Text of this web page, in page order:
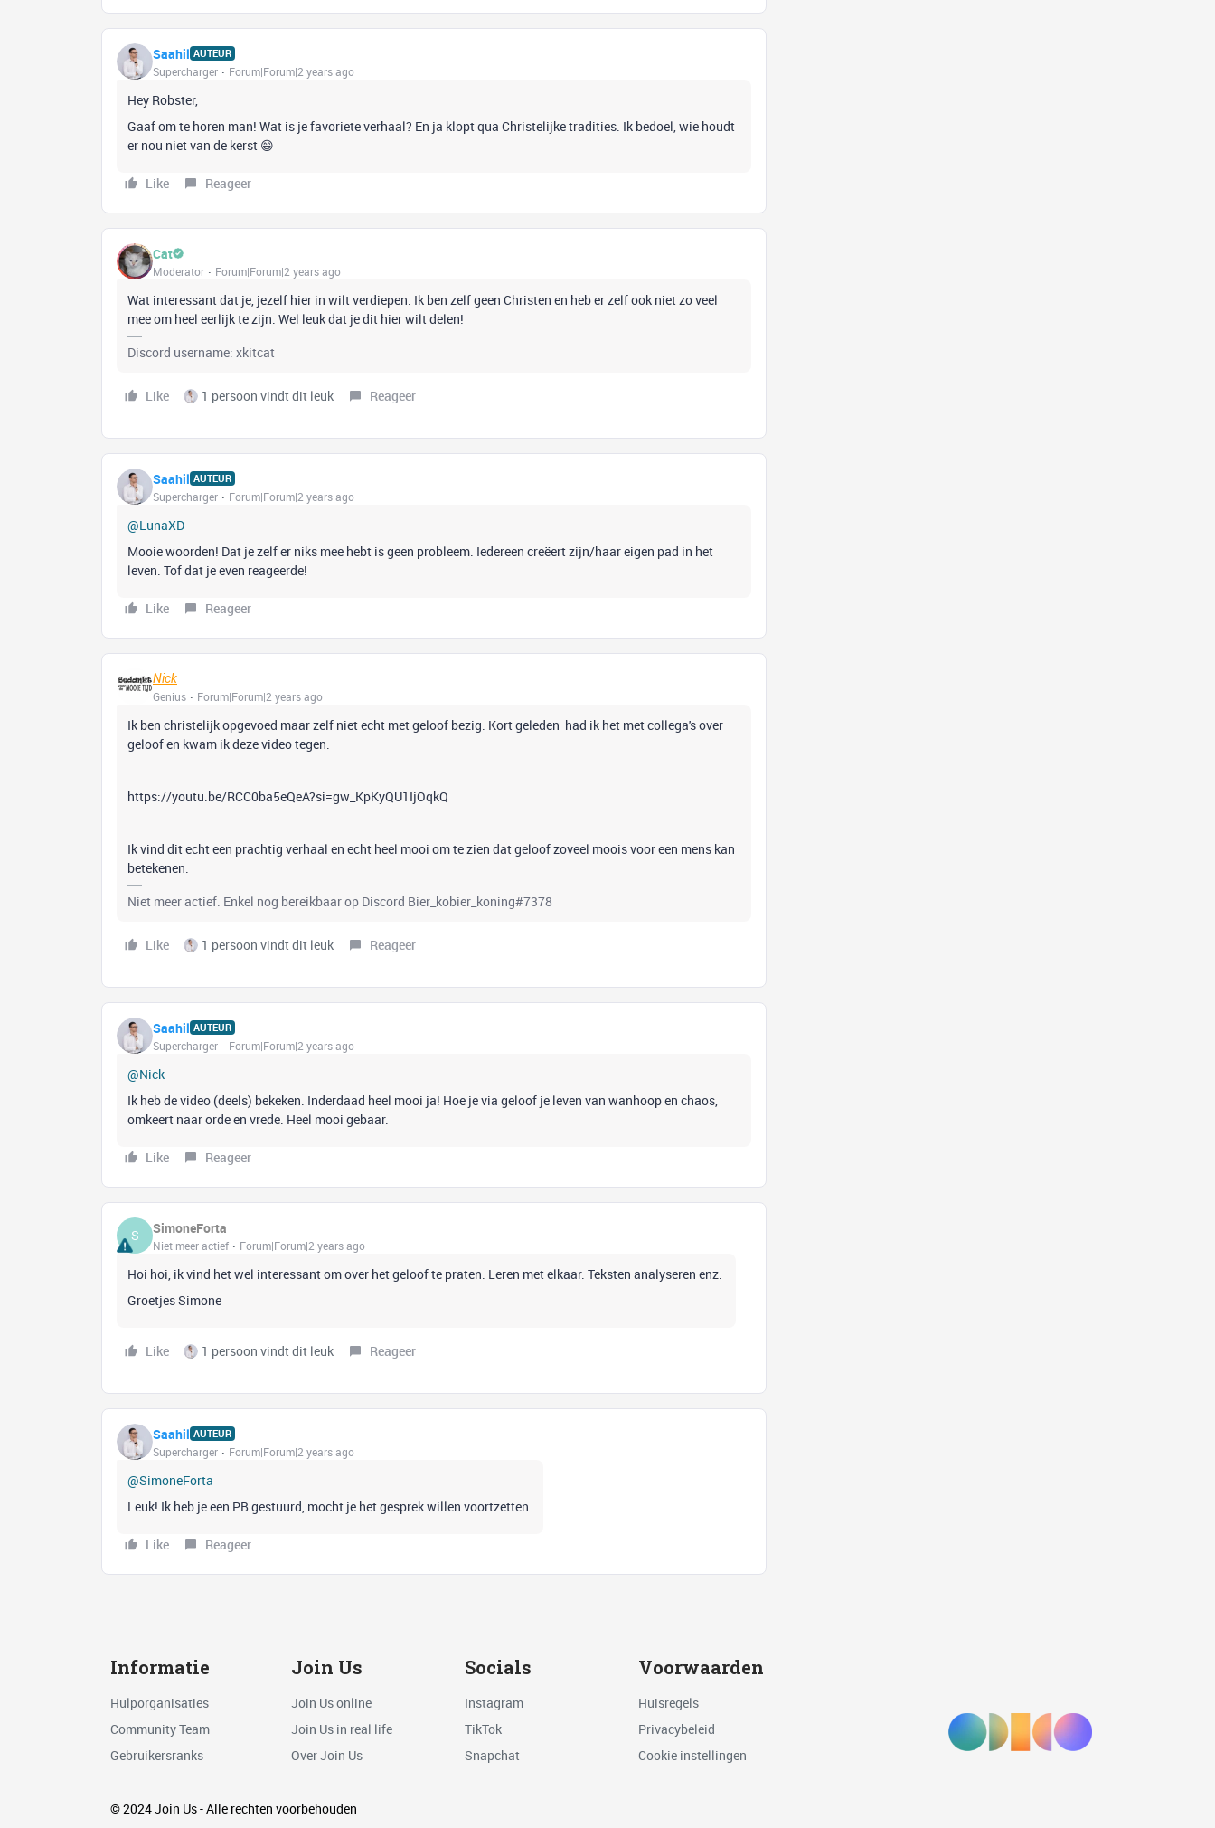
Saahil AUTEUR
Supercharger Forum|Forum|2 years ago
Hey Robster,
Gaaf om te horen man! Wat is je favoriete verhaal? En ja klopt qua Christelijke tradities. Ik bedoel, wie houdt
er nou niet van de kerst 😄
Like Reageer
Cat
Moderator Forum|Forum|2 years ago
Wat interessant dat je, jezelf hier in wilt verdiepen. Ik ben zelf geen Christen en heb er zelf ook niet zo veel
mee om heel eerlijk te zijn. Wel leuk dat je dit hier wilt delen!
Discord username: xkitcat
Like 1 persoon vindt dit leuk Reageer
Saahil AUTEUR
Supercharger Forum|Forum|2 years ago
@LunaXD
Mooie woorden! Dat je zelf er niks mee hebt is geen probleem. Iedereen creëert zijn/haar eigen pad in het
leven. Tof dat je even reageerde!
Like Reageer
Nick
Genius
Forum|Forum|2 years ago
Ik ben christelijk opgevoed maar zelf niet echt met geloof bezig. Kort geleden had ik het met collega's over
geloof en kwam ik deze video tegen.
https://youtu.be/RCC0ba5eQeA?si=gw_KpKyQU1IjOqkQ
Ik vind dit echt een prachtig verhaal en echt heel mooi om te zien dat geloof zoveel moois voor een mens kan
betekenen.
Niet meer actief. Enkel nog bereikbaar op Discord Bier_kobier_koning#7378
Like 1 persoon vindt dit leuk Reageer
Saahil AUTEUR
Supercharger Forum|Forum|2 years ago
@Nick
Ik heb de video (deels) bekeken. Inderdaad heel mooi ja! Hoe je via geloof je leven van wanhoop en chaos,
omkeert naar orde en vrede. Heel mooi gebaar.
Like Reageer
S SimoneForta
Niet meer actief Forum|Forum|2 years ago
Hoi hoi, ik vind het wel interessant om over het geloof te praten. Leren met elkaar. Teksten analyseren enz.
Groetjes Simone
Like 1 persoon vindt dit leuk Reageer
Saahil AUTEUR
Supercharger Forum|Forum|2 years ago
@SimoneForta
Leuk! Ik heb je een PB gestuurd, mocht je het gesprek willen voortzetten.
Like Reageer
Informatie
Hulporganisaties
Community Team
Gebruikersranks
Join Us
Join Us online
Join Us in real life
Over Join Us
Socials
Instagram
TikTok
Snapchat
Voorwaarden
Huisregels
Privacybeleid
Cookie instellingen
© 2024 Join Us - Alle rechten voorbehouden